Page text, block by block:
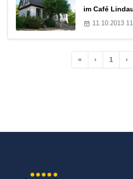
im Café
11.10.2013
« ‹ 1 ›